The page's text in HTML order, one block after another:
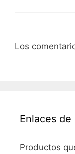
Los
Enlaces de
Productos